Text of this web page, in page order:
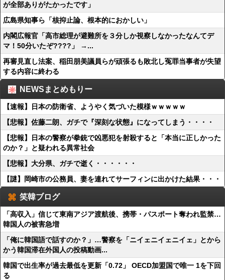
が全部ありがたかったです」
広島県知事ら「核抑止論、根本的におかしい」
内閣広報官「高市総理が避難所を３分しか視察しなかったなんてデ
マ！50分いたぞ????」 →...
再審見直し法案、稲田朋美議員らが頑張るも敗北し冤罪当事者が失望
する内容に終わる
NEWSまとめもりー
【速報】日本の防衛省、ようやく気づいた模様ｗｗｗｗｗ
【悲報】佐藤二朗、ガチで『深刻な状態』になってしまう・・・・
【悲報】日本の警察が拳銃で凶悪犯を射殺すると「本当に正しかった
のか？」と疑われる異常社会
【悲報】大分県、ガチで逝く・・・・・・
【謎】岡崎市の公務員、妻を連れてサーフィンに出かけた結果・・・
笑韓ブログ
「高収入」信じて東南アジア渡航後、携帯・パスポート奪われ監禁…
韓国人の被害急増
「俺に韓国語で話すのか？」…警察を「ニイェニイェニイェ」とから
かう韓国滞在外国人の投稿動画...
韓国で出生率が過去最低を更新「0.72」 OECD加盟国で唯一 1を下回
る